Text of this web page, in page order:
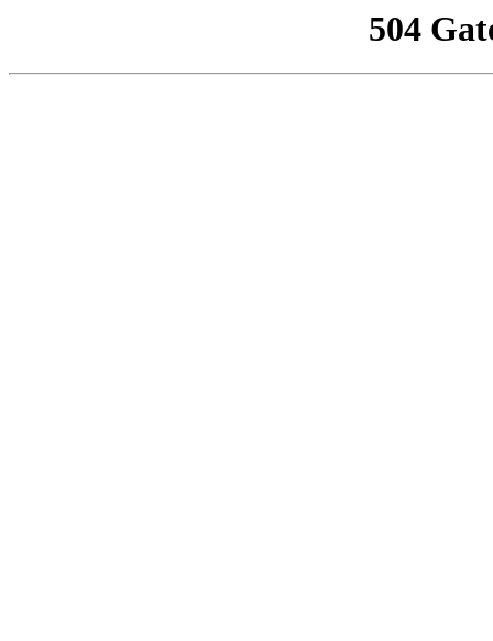
504